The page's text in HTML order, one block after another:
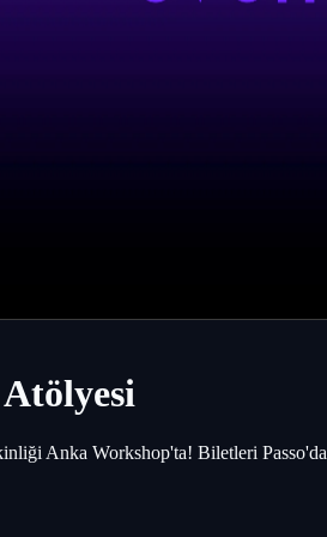
Anka Workshop'ta! Biletleri